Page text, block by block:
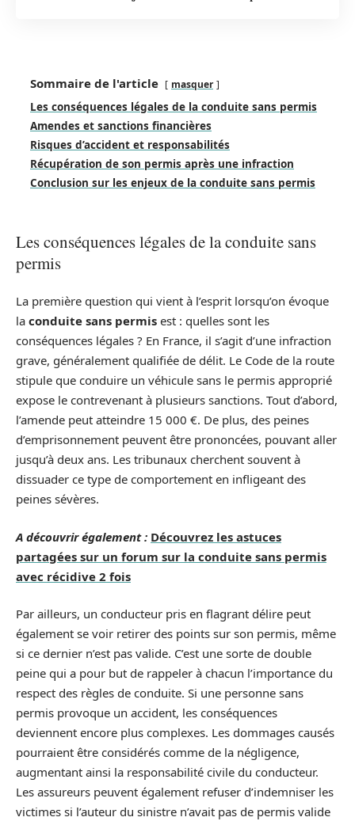
Sommaire de l'article masquer
Les conséquences légales de la conduite sans permis
Amendes et sanctions financières
Risques d’accident et responsabilités
Récupération de son permis après une infraction
Conclusion sur les enjeux de la conduite sans permis
Les conséquences légales de la conduite sans
permis
La première question qui vient à l’esprit lorsqu’on évoque
la conduite sans permis est : quelles sont les
conséquences légales ? En France, il s’agit d’une infraction
grave, généralement qualifiée de délit. Le Code de la route
stipule que conduire un véhicule sans le permis approprié
expose le contrevenant à plusieurs sanctions. Tout d’abord,
l’amende peut atteindre 15 000 €. De plus, des peines
d’emprisonnement peuvent être prononcées, pouvant aller
jusqu’à deux ans. Les tribunaux cherchent souvent à
dissuader ce type de comportement en infligeant des
peines sévères.
A découvrir également : Découvrez les astuces
partagées sur un forum sur la conduite sans permis
avec récidive 2 fois
Par ailleurs, un conducteur pris en flagrant délire peut
également se voir retirer des points sur son permis, même
si ce dernier n’est pas valide. C’est une sorte de double
peine qui a pour but de rappeler à chacun l’importance du
respect des règles de conduite. Si une personne sans
permis provoque un accident, les conséquences
deviennent encore plus complexes. Les dommages causés
pourraient être considérés comme de la négligence,
augmentant ainsi la responsabilité civile du conducteur.
Les assureurs peuvent également refuser d’indemniser les
victimes si l’auteur du sinistre n’avait pas de permis valide